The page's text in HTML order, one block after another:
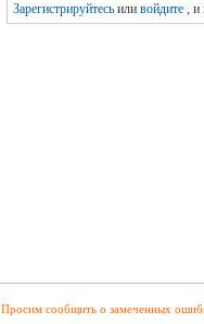
Зарегистрируйтесьили войдите, и
Просим сообщить о замеченных